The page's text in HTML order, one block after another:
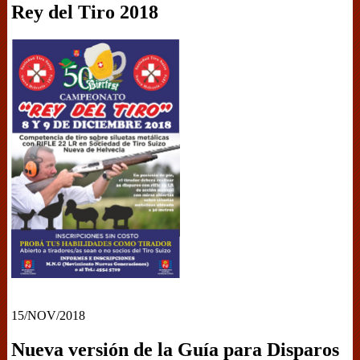
Rey del Tiro 2018
15/NOV/2018
Nueva versión de la Guía para Disparos